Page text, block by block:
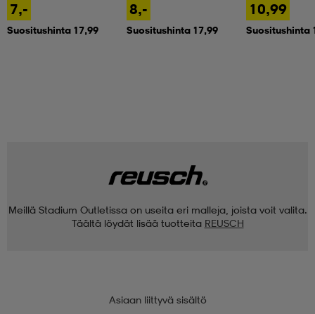
7,-
Suositushinta 17,99
8,-
Suositushinta 17,99
10,99
Suositushinta
Meillä Stadium Outletissa on useita eri malleja, joista voit valita.
Täältä löydät lisää tuotteita REUSCH
Asiaan liittyvä sisältö